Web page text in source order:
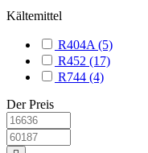
Kältemittel
R404A (5)
R452 (17)
R744 (4)
Der Preis